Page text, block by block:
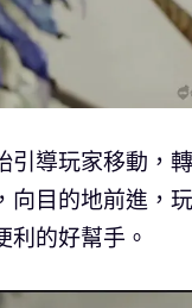
引導玩家移動，
向目的地前進，
利的好幫手。